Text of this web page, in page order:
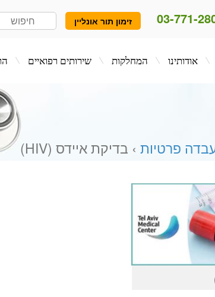
03-771- זימון תור אונליין
פרטיות › בדיקת איידס (HIV)